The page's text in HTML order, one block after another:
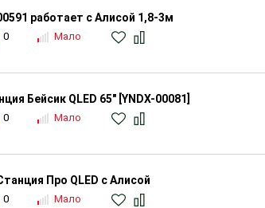
работает с Алисой 1,8-3м
0 Мало
Бейсик QLED 65" [YNDX-00081]
0 Мало
Про QLED с Алисой
0 Мало